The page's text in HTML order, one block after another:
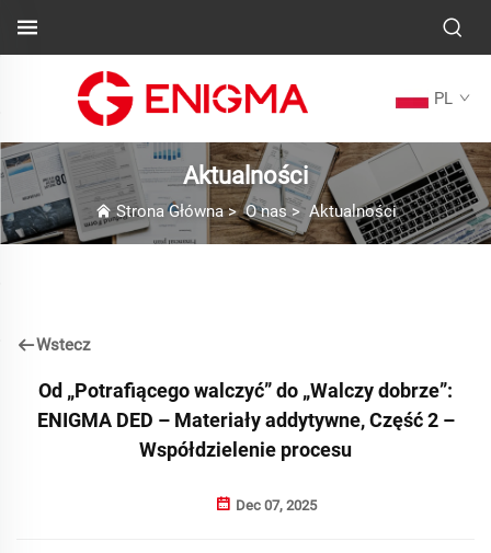
PL
Aktualności
Strona Główna>O nas>Aktualności
Wstecz
Od „Potrafiącego walczyć” do „Walczy dobrze”:
ENIGMA DED – Materiały addytywne, Część 2 –
Współdzielenie procesu
Dec 07, 2025